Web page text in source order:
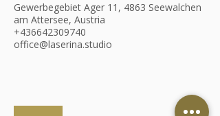
Gewerbegebiet Ager 11, 4863 Seewalchen
am Attersee, Austria
+436642309740
office@laserina.studio